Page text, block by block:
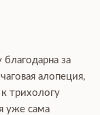
за
алопеция,
трихологу
уже сама